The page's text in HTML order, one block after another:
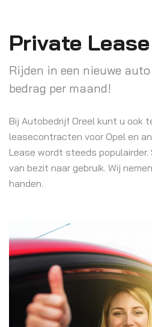
Private Lease
Rijden in een nieuwe
bedrag per maand!
Bij Autobedrijf Oreel kunt u ook
leasecontracten voor Opel en
Lease wordt steeds
van bezit naar gebruik. Wij
handen.